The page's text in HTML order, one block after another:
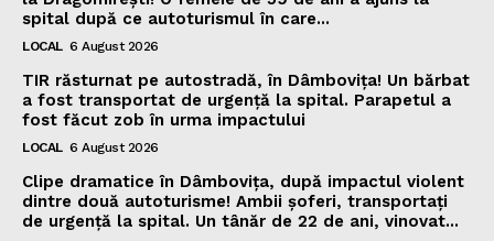
spital după ce autoturismul în care...
LOCAL 6 August 2026
TIR răsturnat pe autostradă, în Dâmbovița! Un bărbat
a fost transportat de urgență la spital. Parapetul a
fost făcut zob în urma impactului
LOCAL 6 August 2026
Clipe dramatice în Dâmbovița, după impactul violent
dintre două autoturisme! Ambii șoferi, transportați
de urgență la spital. Un tânăr de 22 de ani, vinovat...